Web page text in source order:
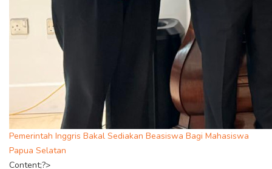
Pemerintah Inggris Bakal Sediakan Beasiswa Bagi Mahasiswa
Papua Selatan
Content;?>